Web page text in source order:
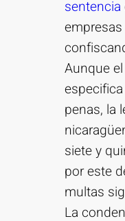
sentencia
Aunque
penas, la
siete y
por este
multas
La